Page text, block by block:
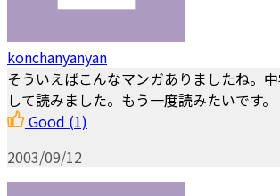
konchanyanyan
そういえばこんなマンガありましたね。
して読みました。もう一度読みたいです。
Good (1)
2003/09/12